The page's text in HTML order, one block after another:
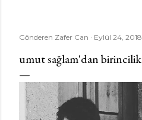
Gönderen Zafer Can Eylül 24, 2018
umut sağlam'dan birincilik